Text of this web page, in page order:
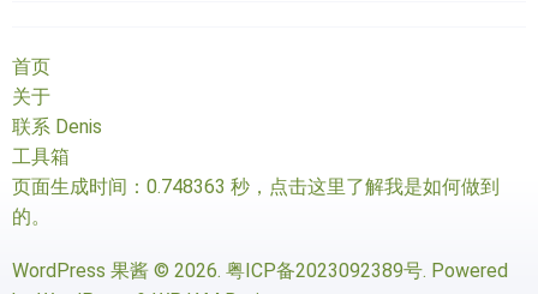
首页
关于
联系 Denis
工具箱
页面生成时间：0.748363 秒， 点击这里了解我是如何做到
的。
WordPress 果酱 © 2026. 粤ICP备2023092389号. Powered